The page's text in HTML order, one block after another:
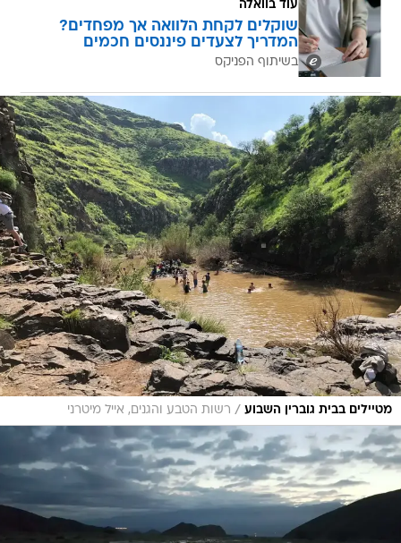
עוד בוואלה
שוקלים לקחת הלוואה אך מפחדים?
המדריך לצעדים פיננסים חכמים
בשיתוף הפניקס
מטיילים בבית גוברין השבוע / רשות הטבע והגנים, אייל מיטרני